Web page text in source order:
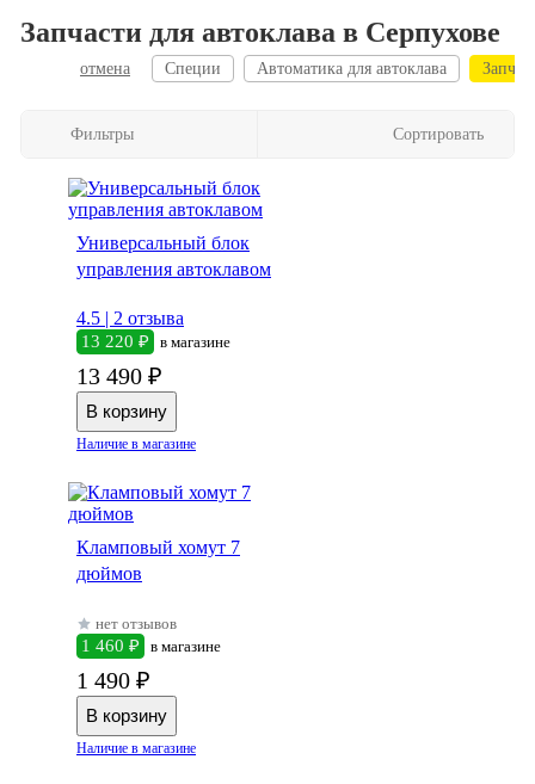
Запчасти для автоклава в Серпухове
отмена Специи Автоматика для автоклава
Фильтры Сортировать
Универсальный блок
управления автоклавом
4.5 | 2 отзыва
13 220 ₽ в магазине
13 490 ₽
Наличие в магазине
Кламповый хомут 7
дюймов
нет отзывов
1 460 ₽ в магазине
1 490 ₽
Наличие в магазине